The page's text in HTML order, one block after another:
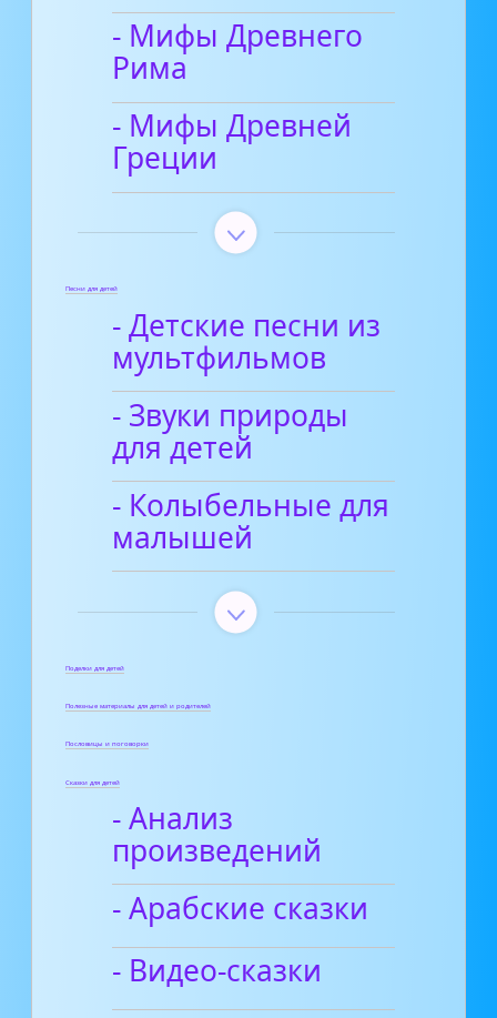
- Мифы Древнего
Рима
- Мифы Древней
Греции
Песни для детей
- Детские песни из
мультфильмов
- Звуки природы
для детей
- Колыбельные для
малышей
Поделки для детей
Полезные материалы для детей и родителей
Пословицы и поговорки
Сказки для детей
- Анализ
произведений
- Арабские сказки
- Видео-сказки